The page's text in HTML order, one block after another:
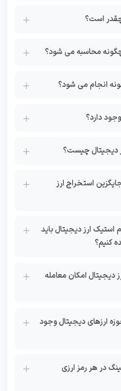
است؟
محاسبه می شود؟
انجام می شود؟
دارد؟
دیجیتال چیست؟
استخراج ارز
استیک ارز دیجیتال باید
کنیم؟
دیجیتال امکان معامله
ارزهای دیجیتال وجود
در هر رمز ارزی